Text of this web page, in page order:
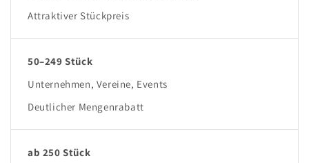
Attraktiver Stückpreis
50–249 Stück
Unternehmen, Vereine, Events
Deutlicher Mengenrabatt
ab 250 Stück